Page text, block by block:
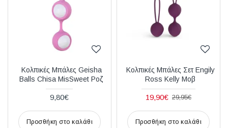
Κολπικές Μπάλες Geisha
Balls Chisa MisSweet Ροζ
9,80€
Προσθήκη στο καλάθι
Κολπικές Μπάλες Σετ Engily
Ross Kelly Μοβ
19,90€ 29,95€
Προσθήκη στο καλάθι